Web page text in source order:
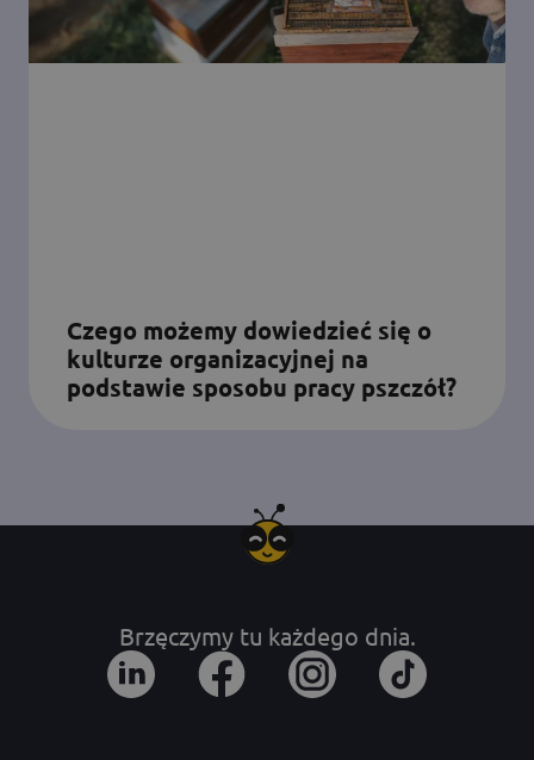
Czego możemy dowiedzieć się o
kulturze organizacyjnej na
podstawie sposobu pracy pszczół?
Brzęczymy tu każdego dnia.